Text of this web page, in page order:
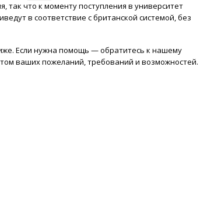
так что к моменту поступления в университет
в соответствие с британской системой, без
Если нужна помощь — обратитесь к нашему
ваших пожеланий, требований и возможностей.